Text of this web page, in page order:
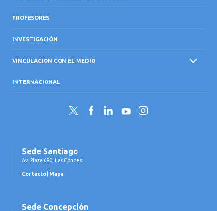
PROFESORES
INVESTIGACIÓN
VINCULACIÓN CON EL MEDIO
INTERNACIONAL
Twitter FacebookLinkedInYouTubeInstagram
Sede Santiago
Av. Plaza 680, Las Condes
Contacto Mapa
Sede Concepción